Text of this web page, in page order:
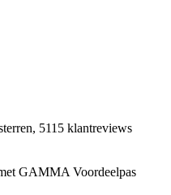
5115 klantreviews
GAMMA Voordeelpas